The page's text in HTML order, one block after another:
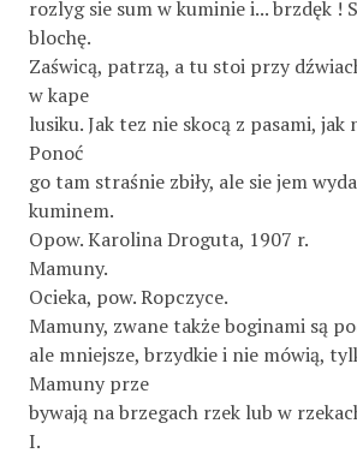
rozlyg sie sum w kuminie i... brzdęk !
blochę.
Zaświcą, patrzą, a tu stoi przy
w kape­
lusiku. Jak tez nie skocą z pasami, jak
Ponoć
go tam straśnie zbiły, ale sie jem
kuminem.
Opow. Karolina Droguta, 1907 r.
Mamuny.
Ocieka, pow. Ropczyce.
Mamuny, zwane także boginami są
ale mniejsze, brzydkie i nie mówią,
Mamuny prze­
bywają na brzegach rzek lub w
I.